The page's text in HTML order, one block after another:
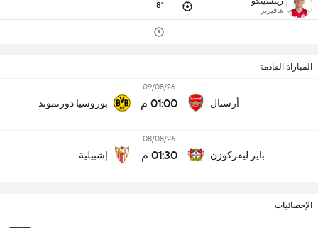
هافيرتز 8'
المباراة القادمة
أرسنال
09/08/26
01:00 م بوروسيا دورتموند
باير ليفركوزن
08/08/26
01:30 م إشبيلية
الإحصائيات